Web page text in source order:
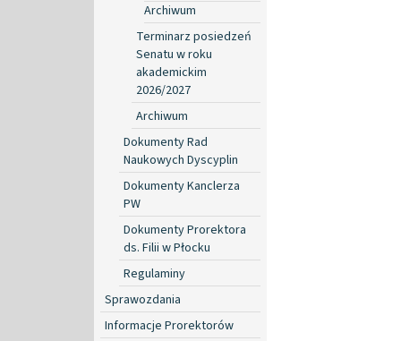
Archiwum
Terminarz posiedzeń
Senatu w roku
akademickim
2026/2027
Archiwum
Dokumenty Rad
Naukowych Dyscyplin
Dokumenty Kanclerza
PW
Dokumenty Prorektora
ds. Filii w Płocku
Regulaminy
Sprawozdania
Informacje Prorektorów